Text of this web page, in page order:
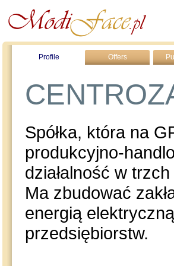
Profile Offers
Spółka, która na
produkcyjno-
działalność w
Ma zbudować
energią
przedsiębiorstw.